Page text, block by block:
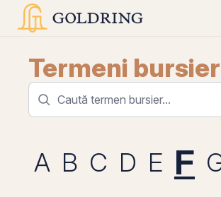
Termeni
A B C D E F